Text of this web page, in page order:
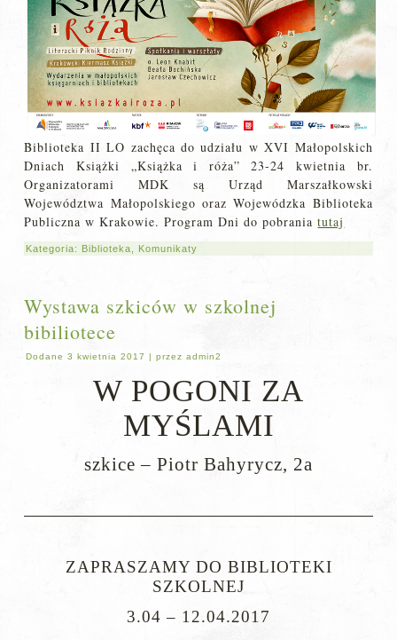
Biblioteka II LO zachęca do udziału w XVI Małopolskich
Dniach Książki „Książka i róża” 23-24 kwietnia br.
Organizatorami MDK są Urząd Marszałkowski
Województwa Małopolskiego oraz Wojewódzka Biblioteka
Publiczna w Krakowie. Program Dni do pobraniatutaj
Kategoria: Biblioteka Komunikaty
Wystawa szkiców w szkolnej
bibiliotece
Dodane 3 kwietnia 2017 |przez admin2
W POGONI ZA
MYŚLAMI
szkice – Piotr Bahyrycz, 2a
ZAPRASZAMY DO BIBLIOTEKI
SZKOLNEJ
3.04 – 12.04.2017